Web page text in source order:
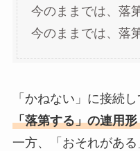
今のままでは、落
今のままでは、落
「かねない」に接続
「落第する」の連用
一方、「おそれがあ